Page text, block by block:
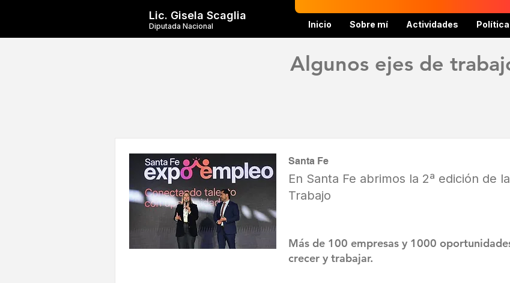
Diputada Nacional
Lic. Gisela Scaglia
Inicio Sobre mí Actividades Política
Algunos ejes de
Santa Fe
En Santa Fe abrimos la 2ª edición de
Trabajo
Más de 100 empresas y 1000
crecer y trabajar.